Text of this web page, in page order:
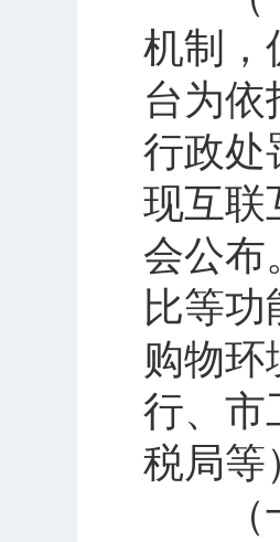
机制，
台为依
行政处
现互联
会公布
比等
购物环
行、市
税局等
（十